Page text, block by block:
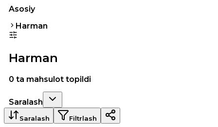
Asosiy
Harman
Harman
0 ta mahsulot topildi
Saralash
Saralash Filtrlash